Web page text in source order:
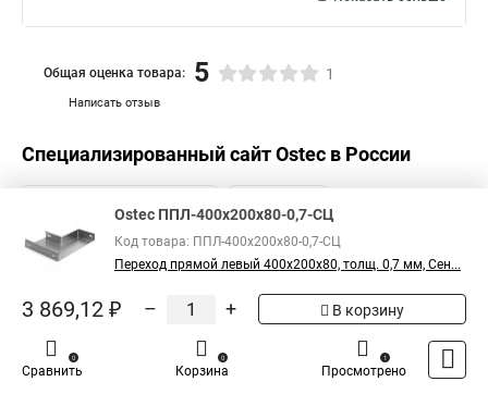
Написать отзыв
Общая оценка товара: 5 1
Специализированный сайтOstec в России
Ostec ППЛ-400х200х80-0,7-СЦ
Код товара: ППЛ-400х200х80-0,7-СЦ
Переход прямой левый 400х200х80, толщ. 0,7 мм, Сен...
3 869,12 ₽ – + В корзину
Сравнить
0
Корзина
0
Просмотрено
1